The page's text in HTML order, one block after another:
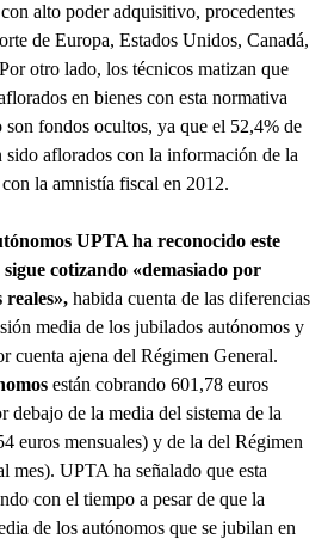
alto poder adquisitivo, procedentes
de Europa, Estados Unidos, Canadá,
otro lado, los técnicos matizan que
en bienes con esta normativa
fondos ocultos, ya que el 52,4% de
sido aflorados con la información de la
la amnistía fiscal en 2012.
UPTA ha reconocido este
cotizando «demasiado por
reales», habida cuenta de las diferencias
media de los jubilados autónomos y
cuenta ajena del Régimen General.
están cobrando 601,78 euros
debajo de la media del sistema de la
euros mensuales) y de la del Régimen
mes). UPTA ha señalado que esta
con el tiempo a pesar de que la
de los autónomos que se jubilan en